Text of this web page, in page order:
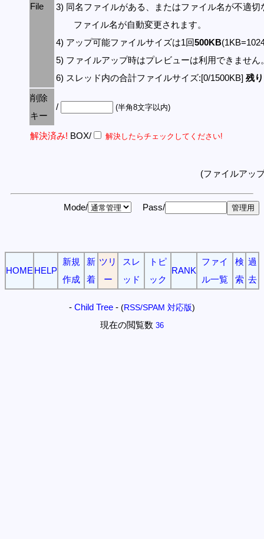
File
3) 同名ファイルがある、またはファイル名が不適切
ファイル名が自動変更されます。
4) アップ可能ファイルサイズは1回500KB
5) ファイルアップ時はプレビューは利用できません
6) スレッド内の合計ファイルサイズ:[0/1500KB] 残
削除
キー
/ (半角8文字以内)
解決済み! BOX/ 解決したらチェックしてください!
(ファイルアッ
Mode/ Pass/
HOME HELP
新規
作成
新
着
ツリ
ー
スレ
ッド
トピ
ック
RANK
ファイ
ル一覧
検
索
過
去
- Child Tree - (RSS/SPAM 対応版)
現在の閲覧数 36